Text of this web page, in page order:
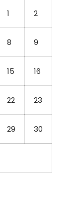
1
2
8 9
15 16
22 23
29 30